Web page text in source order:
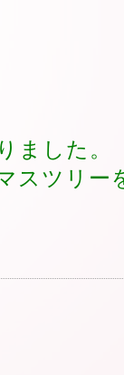
ました。
スツリー